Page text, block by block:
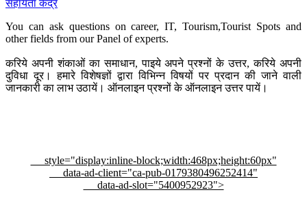
सहायता केंद्र
You can ask questions on career, IT, Tourism,Tourist Spots and
other fields from our Panel of experts.
करिये अपनी शंकाओं का समाधान, पाइये अपने प्रश्नों के उत्तर, करिये अपनी
दुविधा दूर। हमारे विशेषज्ञों द्वारा विभिन्न विषयों पर प्रदान की जाने वाली
जानकारी का लाभ उठायें। ऑनलाइन प्रश्नों के ऑनलाइन उत्तर पायें।
style="display:inline-block;width:468px;height:60px"
data-ad-client="ca-pub-0179380496252414"
data-ad-slot="5400952923">